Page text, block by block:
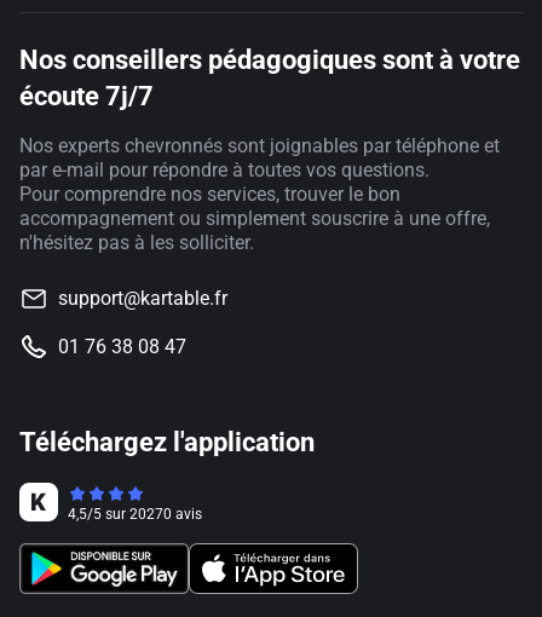
Nos conseillers pédagogiques sont à votre
écoute 7j/7
Nos experts chevronnés sont joignables par téléphone et
par e-mail pour répondre à toutes vos questions.
Pour comprendre nos services, trouver le bon
accompagnement ou simplement souscrire à une offre,
n'hésitez pas à les solliciter.
support@kartable.fr
01 76 38 08 47
Téléchargez l'application
4,5/5 sur 20270 avis